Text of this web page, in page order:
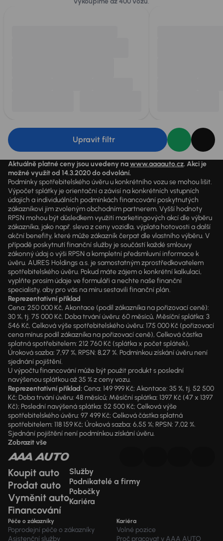
Upravit filtr
Aktuálně platné ceny jsou uvedeny nawww.aaaauto.cz. Akci je
možné využít od 14.3.2020 do odvolání.
Podmínky spotřebitelského úvěru u konkrétního vozu se mohou lišit.
Výpočet splátky je orientační a závisí na konkrétních vstupních
údajích a individuálních podmínkách financování poskytnutých
zákazníkovi jim zvoleným obchodním partnerem. Vyšší hodnoty
RPSN mohou být důsledkem využití marketingových akcí dle výběru
zákazníka, jako např. sleva z ceny vozidla, výplata hotovosti a další
akční benefity, které může zákazník čerpat dle vlastního výběru. V
případě poskytnutí finanční služby je součástí každé smlouvy
zákonný údaj o výši RPSN a kompletní předsmluvní informace k
úvěru. AURES Holdings a.s. je samostatným zprostředkovatelem
spotřebitelského úvěru. Pokud máte zájem o konkrétní kalkulaci,
vyplňte prosím údaje ve formuláři a nechte naše finanční
specialisty, aby pro vás na míru sestavili finanční plán.
Reprezentativní příklad
Cena: 250 000 Kč, Akontace (podíl zákazníka na pořizovací ceně):
30 %, tj. 75 000 Kč, Doba trvání úvěru: 60 měsíců, Měsíční splátka: 3
546 Kč, Celková výše spotřebitelského úvěru: 175 000 Kč (pořizovací
cena mínus podíl zákazníka na pořizovací ceně), Celková částka
splatná spotřebitelem: 212 760 Kč (splátka x počet splátek),
Úroková sazba: 7,97 %, RPSN: 8,27 %. Podmínkou získání úvěru není
sjednání pojištění.
U výpočtu financování může být použit produkt s poslední
navýšenou splátkou až 35 % z ceny vozu.
Reprezentativní příklad:Cena: 149 999 Kč; Akontace: 35 %, tj. 52 500
Kč; Doba trvání úvěru: 48 měsíců; Měsíční splátka: 1397 Kč (47 x 1397
Kč); Poslední navýšená splátka: 52 500 Kč; Celková výše
spotřebitelského úvěru: 97 499 Kč; Celková částka splatná
spotřebitelem: 118 159 Kč; Úroková sazba: 6,55 %; RPSN: 7,02 %.
Sjednání pojištění není podmínkou získání úvěru.
Zobrazit vše
Koupit auto
Prodat auto
Vyměnit auto
Financování
Služby
Podnikatelé a firmy
Pobočky
Kariéra
Péče o zákazníky
Poprodejní péče o zákazníky
Asistenční služby
Kariéra
Volné pozice
Proč pracovat v AAA AUTO